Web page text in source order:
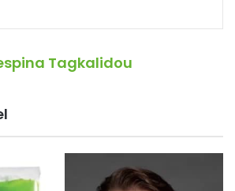
Tagkalidou